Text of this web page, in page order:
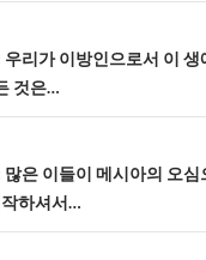
리가 이방인으로서 이 생
것은…
은 이들이 메시아의 오
작하셔서…